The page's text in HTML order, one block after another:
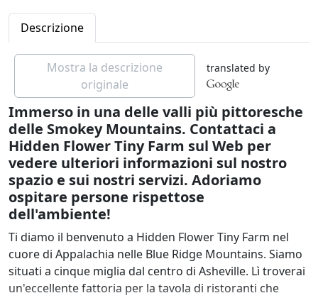
Descrizione
Mostra la descrizione
originale
translated by
Immerso in una delle valli più pittoresche
delle Smokey Mountains. Contattaci a
Hidden Flower Tiny Farm sul Web per
vedere ulteriori informazioni sul nostro
spazio e sui nostri servizi. Adoriamo
ospitare persone rispettose
dell'ambiente!
Ti diamo il benvenuto a Hidden Flower Tiny Farm nel
cuore di Appalachia nelle Blue Ridge Mountains. Siamo
situati a cinque miglia dal centro di Asheville. Lì troverai
un'eccellente fattoria per la tavola di ristoranti che